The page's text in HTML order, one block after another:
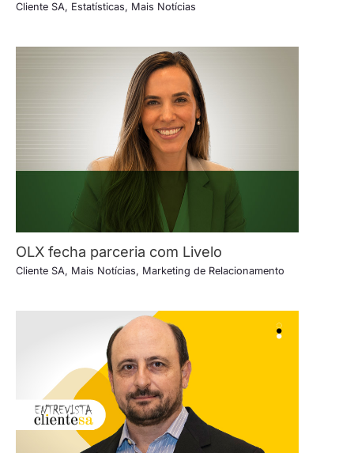
Cliente SA, Estatísticas, Mais Notícias
OLX fecha parceria com Livelo
Cliente SA, Mais Notícias, Marketing de Relacionamento